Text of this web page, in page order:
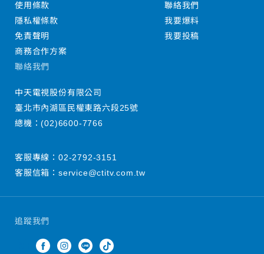
追蹤我們
使用條款
隱私權條款
免責聲明
商務合作方案
聯絡我們
我要爆料
我要投稿
聯絡我們
中天電視股份有限公司
臺北市內湖區民權東路六段25號
總機：(02)6600-7766
客服專線： 02-2792-3151
客服信箱： service@ctitv.com.tw